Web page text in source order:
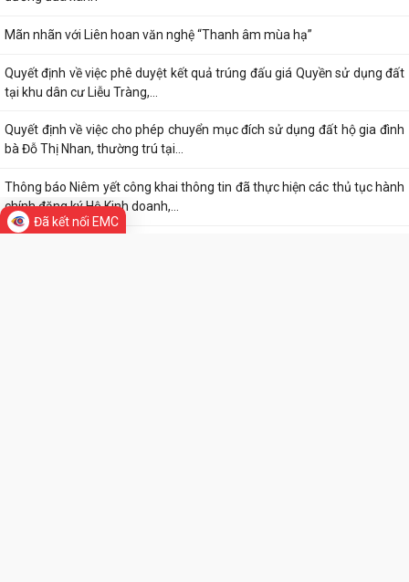
Mãn nhãn với Liên hoan văn nghệ “Thanh âm mùa hạ”
Quyết định về việc phê duyệt kết quả trúng đấu giá Quyền sử dụng đất
tại khu dân cư Liễu Tràng,...
Quyết định về việc cho phép chuyển mục đích sử dụng đất hộ gia đình
bà Đỗ Thị Nhan, thường trú tại...
Thông báo Niêm yết công khai thông tin đã thực hiện các thủ tục hành
chính đăng ký Hộ Kinh doanh,...
Đã kết nối EMC